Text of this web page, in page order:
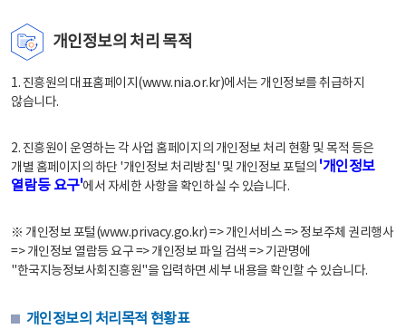
개인정보의 처리 목적
1. 진흥원의 대표홈페이지(www.nia.or.kr)에서는 개인정보를 취급하지
않습니다.
2. 진흥원이 운영하는 각 사업 홈페이지의 개인정보 처리 현황 및 목적 등은
개별 홈페이지의 하단 '개인정보 처리방침' 및 개인정보 포털의 '개인정보
열람등 요구'에서 자세한 사항을 확인하실 수 있습니다.
※ 개인정보 포털(www.privacy.go.kr) => 개인서비스 => 정보주체 권리행사
=> 개인정보 열람등 요구 => 개인정보 파일 검색 => 기관명에
"한국지능정보사회진흥원"을 입력하면 세부 내용을 확인할 수 있습니다.
개인정보의 처리목적 현황표